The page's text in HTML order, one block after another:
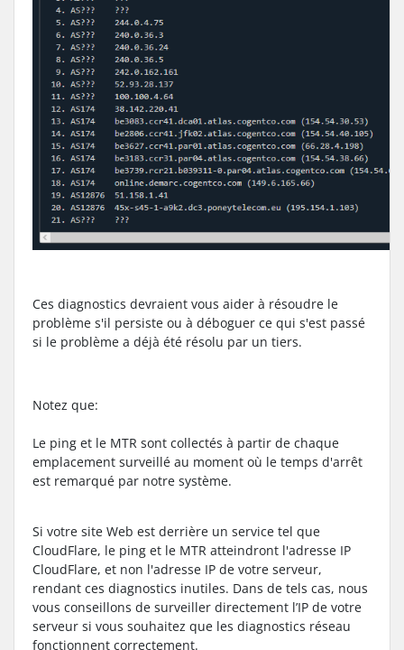
Ces diagnostics devraient vous aider à résoudre le
problème s'il persiste ou à déboguer ce qui s'est passé
si le problème a déjà été résolu par un tiers.
Notez que:
Le ping et le MTR sont collectés à partir de chaque
emplacement surveillé au moment où le temps d'arrêt
est remarqué par notre système.
Si votre site Web est derrière un service tel que
CloudFlare, le ping et le MTR atteindront l'adresse IP
CloudFlare, et non l'adresse IP de votre serveur,
rendant ces diagnostics inutiles. Dans de tels cas, nous
vous conseillons de surveiller directement l’IP de votre
serveur si vous souhaitez que les diagnostics réseau
fonctionnent correctement.